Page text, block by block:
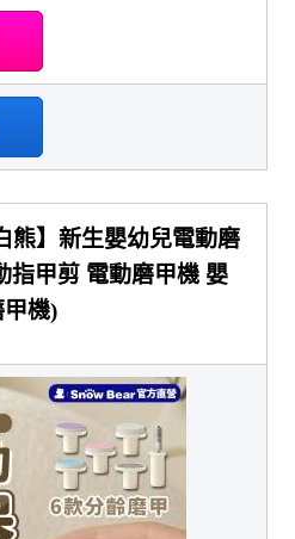
熊】新生嬰幼兒電動磨
指甲剪 電動磨甲機 嬰
甲機)